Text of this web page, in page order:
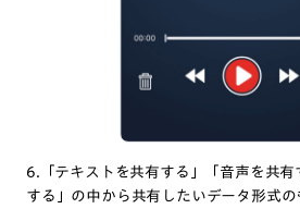
6.「テキストを共有する」「音声を共
する」の中から共有したいデータ形式の